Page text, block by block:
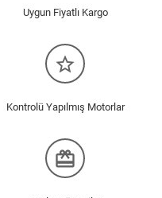
Uygun Fiyatlı Kargo
star_border
Kontrolü Yapılmış Motorlar
redeem